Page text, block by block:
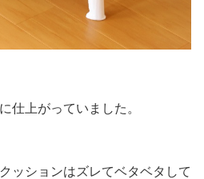
仕上がっていました。
ッションはズレてベタベタして